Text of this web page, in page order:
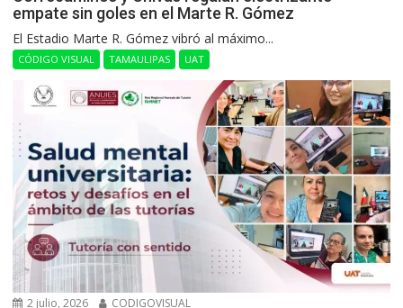
empate sin goles en el Marte R. Gómez
El Estadio Marte R. Gómez vibró al máximo...
CÓDIGO VISUAL TAMAULIPAS UAT
2 julio, 2026 CODIGOVISUAL